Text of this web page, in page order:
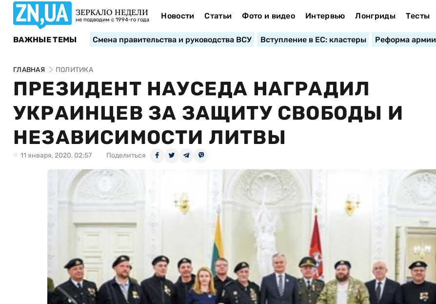
ЗЕРКАЛО НЕДЕЛИ
не подводим с 1994-го года Новости Статьи Фото и видео Интервью Лонгриды Тесты
ВАЖНЫЕ ТЕМЫ Смена правительства и руководства ВСУ Вступление в ЕС: кластеры Реформа армии
ГЛАВНАЯ ПОЛИТИКА
ПРЕЗИДЕНТ НАУСЕДА НАГРАДИЛ
УКРАИНЦЕВ ЗА ЗАЩИТУ СВОБОДЫ И
НЕЗАВИСИМОСТИ ЛИТВЫ
11 января, 2020, 02:57 Поделиться